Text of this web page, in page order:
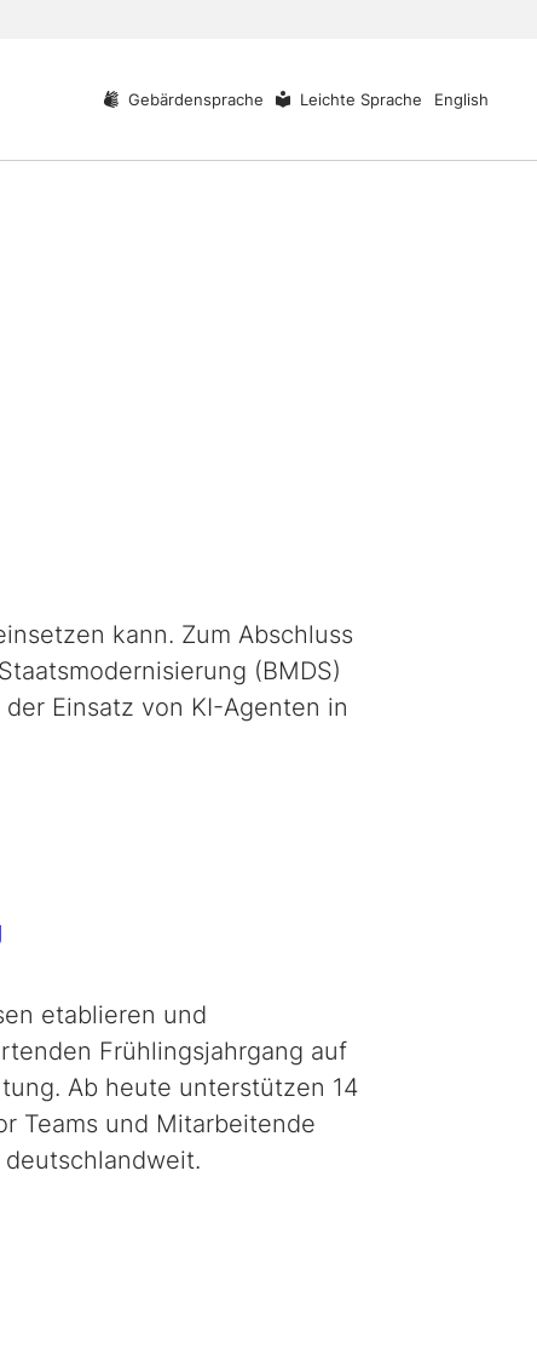
Gebärdensprache Leichte Sprache English
kann. Zum Abschluss
(BMDS)
Einsatz von KI-Agenten in
etablieren und
Frühlingsjahrgang auf
Ab heute unterstützen 14
Teams und Mitarbeitende